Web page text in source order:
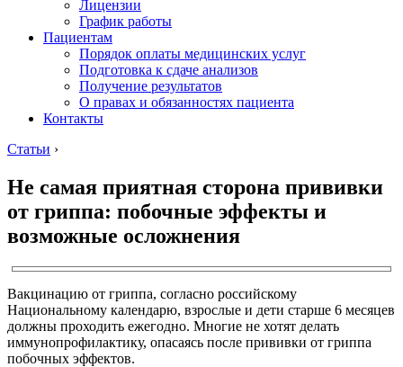
Лицензии
График работы
Пациентам
Порядок оплаты медицинских услуг
Подготовка к сдаче анализов
Получение результатов
О правах и обязанностях пациента
Контакты
Статьи ›
Не самая приятная сторона прививки
от гриппа: побочные эффекты и
возможные осложнения
Вакцинацию от гриппа, согласно российскому
Национальному календарю, взрослые и дети старше 6 месяцев
должны проходить ежегодно. Многие не хотят делать
иммунопрофилактику, опасаясь после прививки от гриппа
побочных эффектов.